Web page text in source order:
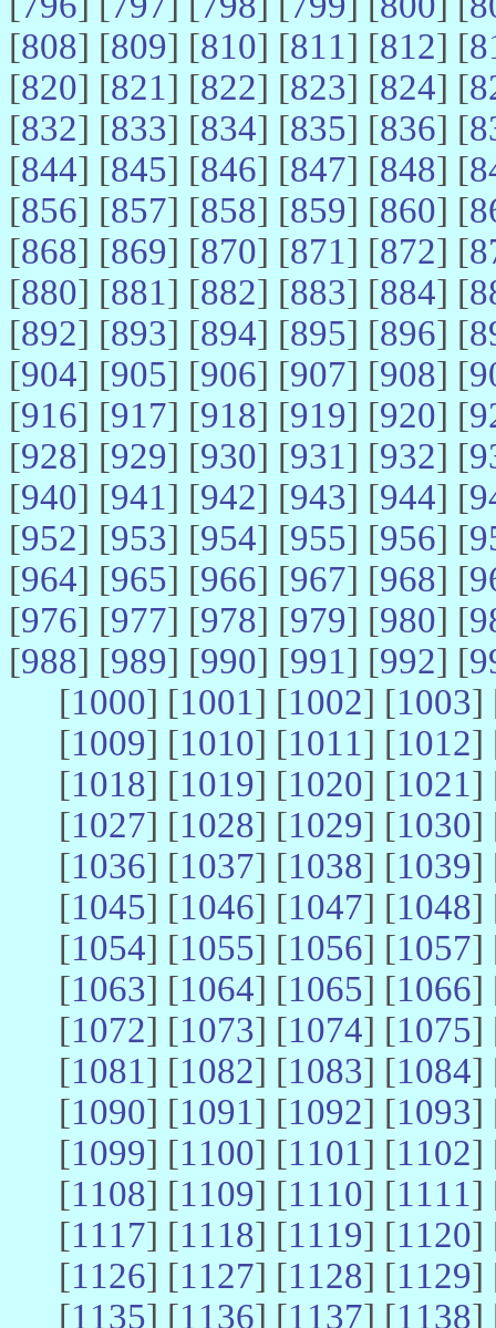
[808] [809] [810] [811] [812] [
[820] [821] [822] [823] [824] [
[832] [833] [834] [835] [836] [
[844] [845] [846] [847] [848] [
[856] [857] [858] [859] [860] [
[868] [869] [870] [871] [872] [
[880] [881] [882] [883] [884] [
[892] [893] [894] [895] [896] [
[904] [905] [906] [907] [908] [
[916] [917] [918] [919] [920] [
[928] [929] [930] [931] [932] [
[940] [941] [942] [943] [944] [
[952] [953] [954] [955] [956] [
[964] [965] [966] [967] [968] [
[976] [977] [978] [979] [980] [
[988] [989] [990] [991] [992] [
[1000] [1001] [1002] [1003]
[1009] [1010] [1011] [1012]
[1018] [1019] [1020] [1021]
[1027] [1028] [1029] [1030]
[1036] [1037] [1038] [1039]
[1045] [1046] [1047] [1048]
[1054] [1055] [1056] [1057]
[1063] [1064] [1065] [1066]
[1072] [1073] [1074] [1075]
[1081] [1082] [1083] [1084]
[1090] [1091] [1092] [1093]
[1099] [1100] [1101] [1102]
[1108] [1109] [1110] [1111]
[1117] [1118] [1119] [1120]
[1126] [1127] [1128] [1129]
[1135] [1136] [1137] [1138]